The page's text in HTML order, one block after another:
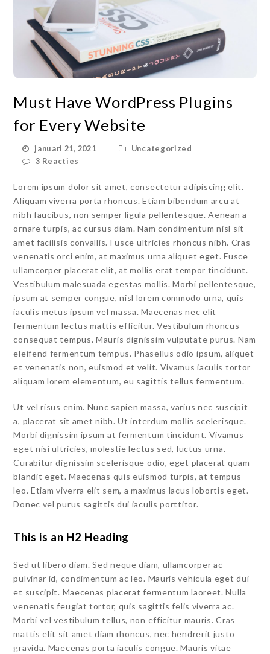
Must Have WordPress Plugins
for Every Website
januari 21, 2021
Uncategorized
3 Reacties
Lorem ipsum dolor sit amet, consectetur adipiscing elit.
Aliquam viverra porta rhoncus. Etiam bibendum arcu at
nibh faucibus, non semper ligula pellentesque. Aenean a
ornare turpis, ac cursus diam. Nam condimentum nisl sit
amet facilisis convallis. Fusce ultricies rhoncus nibh. Cras
venenatis orci enim, at maximus urna aliquet eget. Fusce
ullamcorper placerat elit, at mollis erat tempor tincidunt.
Vestibulum malesuada egestas mollis. Morbi pellentesque,
ipsum at semper congue, nisl lorem commodo urna, quis
iaculis metus ipsum vel massa. Maecenas nec elit
fermentum lectus mattis efficitur. Vestibulum rhoncus
consequat tempus. Mauris dignissim vulputate purus. Nam
eleifend fermentum tempus. Phasellus odio ipsum, aliquet
et venenatis non, euismod et velit. Vivamus iaculis tortor
aliquam lorem elementum, eu sagittis tellus fermentum.
Ut vel risus enim. Nunc sapien massa, varius nec suscipit
a, placerat sit amet nibh. Ut interdum mollis scelerisque.
Morbi dignissim ipsum at fermentum tincidunt. Vivamus
eget nisi ultricies, molestie lectus sed, luctus urna.
Curabitur dignissim scelerisque odio, eget placerat quam
blandit eget. Maecenas quis euismod turpis, at tempus
leo. Etiam viverra elit sem, a maximus lacus lobortis eget.
Donec vel purus sagittis dui iaculis porttitor.
This is an H2 Heading
Sed ut libero diam. Sed neque diam, ullamcorper ac
pulvinar id, condimentum ac leo. Mauris vehicula eget dui
et suscipit. Maecenas placerat fermentum laoreet. Nulla
venenatis feugiat tortor, quis sagittis felis viverra ac.
Morbi vel vestibulum tellus, non efficitur mauris. Cras
mattis elit sit amet diam rhoncus, nec hendrerit justo
gravida. Maecenas porta iaculis congue. Mauris vitae